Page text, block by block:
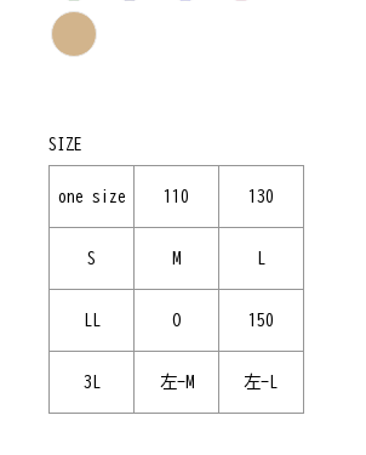
SIZE
one size 110 130
S M
O 150
3L 左-M 左-L